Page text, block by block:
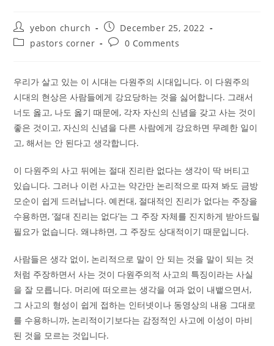
Post
author:
yebon church
Post
published:
December 25, 2022
Postpastors corner
Post0 Comments
우리가 살고 있는 이 시대는 다원주의 시대입니다. 이 다원주의
시대의 현상은 사람들에게 강요당하는 것을 싫어합니다. 그래서
너도 옳고, 나도 옳기 때문에, 각자 자신의 신념을 갖고 사는 것이
좋은 것이고, 자신의 신념을 다른 사람에게 강요하면 무례한 일이
고, 해서는 안 된다고 생각합니다.
이 다원주의 사고 뒤에는 절대 진리란 없다는 생각이 딱 버티고
있습니다. 그러나 이런 사고는 약간만 논리적으로 따져 봐도 금방
모순이 쉽게 드러납니다. 예컨대, 절대적인 진리가 없다는 주장을
수용하면, ‘절대 진리는 없다’는 그 주장 자체를 진지하게 받아드릴
필요가 없습니다. 왜냐하면, 그 주장도 상대적이기 때문입니다.
사람들은 생각 없이, 논리적으로 말이 안 되는 것을 말이 되는 것
처럼 주장하면서 사는 것이 다원주의적 사고의 특징이라는 사실
을 잘 모릅니다. 머리에 떠오르는 생각을 여과 없이 내뱉으면서,
그 사고의 형성이 쉽게 접하는 인터넷이나 동영상의 내용 그대로
를 수용하니까, 논리적이기보다는 감정적인 사고에 이성이 마비
된 것을 모르는 것입니다.